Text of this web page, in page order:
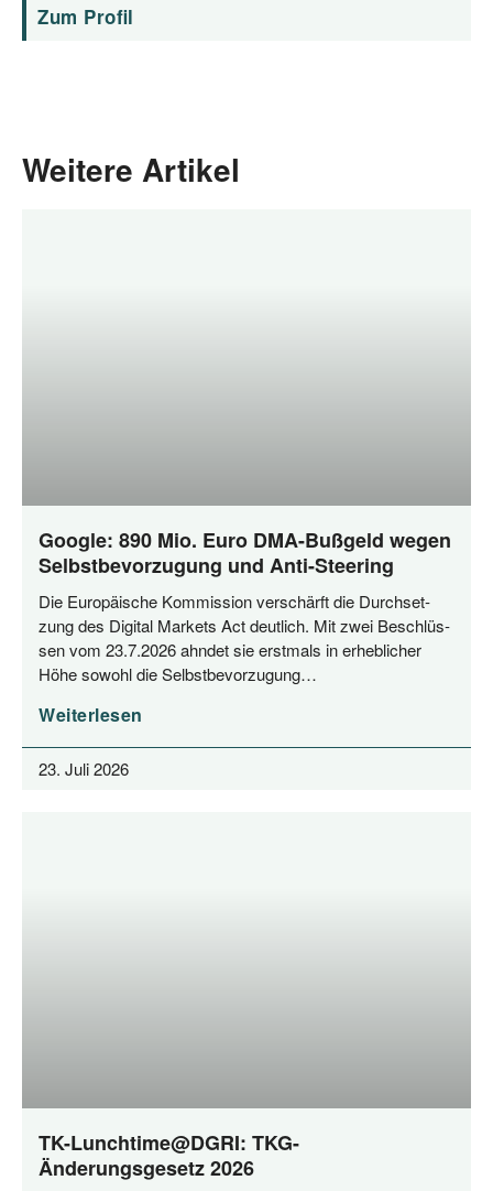
Zum Profil
Weitere Artikel
Google: 890 Mio. Euro DMA-Bußgeld wegen
Selbstbevorzugung und Anti-Steering
Die Euro­päi­sche Kom­mis­si­on ver­schärft die Durch­set­
zung des Digi­tal Mar­kets Act deut­lich. Mit zwei Beschlüs­
sen vom 23.7.2026 ahn­det sie erst­mals in erheb­li­cher
Höhe sowohl die Selbstbevorzugung…
Weiterlesen
23. Juli 2026
TK-Lunchtime@DGRI: TKG-
Änderungsgesetz 2026